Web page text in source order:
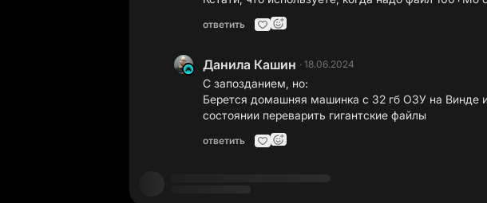
ответить
Данила Кашин · 18.06.2024
С запозданием, но:
Берется домашняя машинка с 32 гб ОЗУ на Винде
состоянии переварить гигантские файлы
ответить